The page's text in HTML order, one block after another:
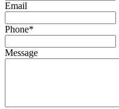
Email
Phone*
Message